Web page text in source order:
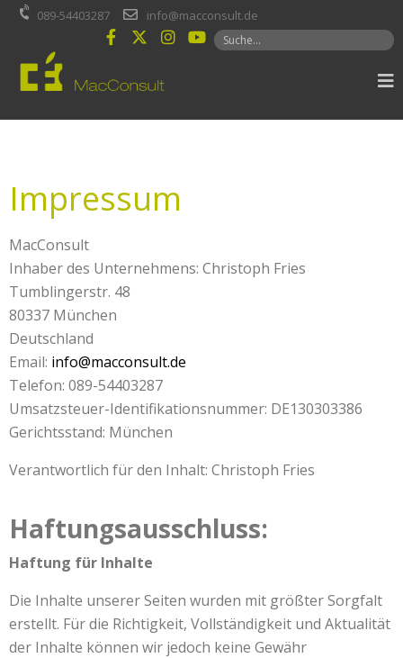
springen089-54403287 info@macconsult.de
Impressum
MacConsult
Inhaber des Unternehmens: Christoph Fries
Tumblingerstr. 48
80337 München
Deutschland
Email: info@macconsult.de
Telefon: 089-54403287
Umsatzsteuer-Identifikationsnummer: DE130303386
Gerichtsstand: München
Verantwortlich für den Inhalt: Christoph Fries
Haftungsausschluss:
Haftung für Inhalte
Die Inhalte unserer Seiten wurden mit größter Sorgfalt
erstellt. Für die Richtigkeit, Vollständigkeit und Aktualität
der Inhalte können wir jedoch keine Gewähr